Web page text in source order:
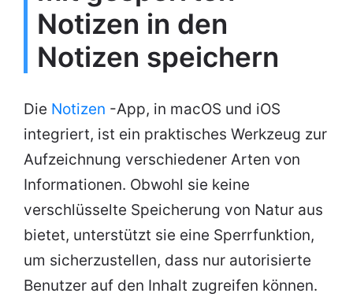
Notizen in den
Notizen speichern
Die Notizen -App, in macOS und iOS
integriert, ist ein praktisches Werkzeug zur
Aufzeichnung verschiedener Arten von
Informationen. Obwohl sie keine
verschlüsselte Speicherung von Natur aus
bietet, unterstützt sie eine Sperrfunktion,
um sicherzustellen, dass nur autorisierte
Benutzer auf den Inhalt zugreifen können.